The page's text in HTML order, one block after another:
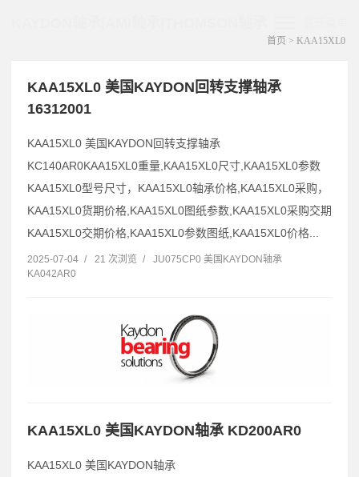
首页 > KAA15XL0
KAA15XL0 美国KAYDON回转支撑轴承
16312001
KAA15XL0 美国KAYDON回转支撑轴承
KC140AR0KAA15XL0重量,KAA15XL0尺寸,KAA15XL0参数
KAA15XL0型号尺寸，KAA15XL0轴承价格,KAA15XL0采购，
KAA15XL0货期价格,KAA15XL0图纸参数,KAA15XL0采购交期
KAA15XL0交期价格,KAA15XL0参数图纸,KAA15XL0价格...
2025-07-04 / 21 次浏览 /
JU075CP0 美国KAYDON轴承
KA042AR0
KAA15XL0 美国KAYDON轴承 KD200AR0
KAA15XL0 美国KAYDON轴承